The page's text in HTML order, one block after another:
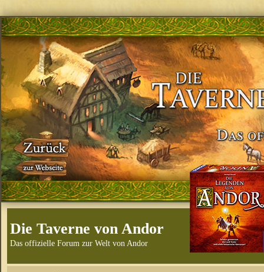
Die Taverne von Andor
Das offizielle Forum zur Welt von Andor